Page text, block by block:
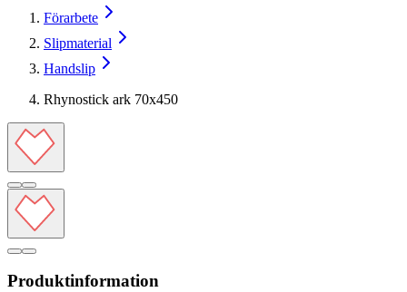
Förarbete
Slipmaterial
Handslip
Rhynostick ark 70x450
Produktinformation